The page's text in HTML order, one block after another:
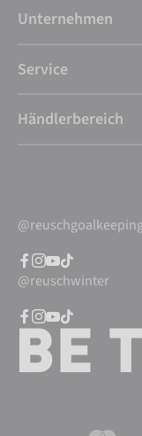
Unternehmen
Service
Händlerbereich
@reuschwinter